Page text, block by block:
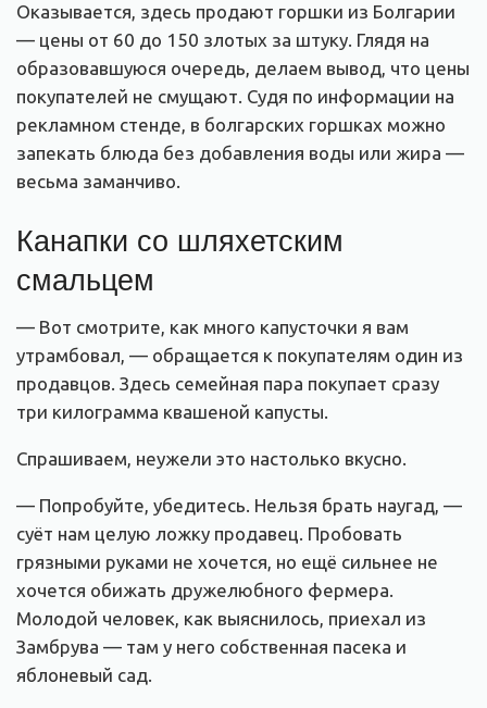
Оказывается, здесь продают горшки из Болгарии
— цены от 60 до 150 злотых за штуку. Глядя на
образовавшуюся очередь, делаем вывод, что цены
покупателей не смущают. Судя по информации на
рекламном стенде, в болгарских горшках можно
запекать блюда без добавления воды или жира —
весьма заманчиво.
Канапки со шляхетским
смальцем
— Вот смотрите, как много капусточки я вам
утрамбовал, — обращается к покупателям один из
продавцов. Здесь семейная пара покупает сразу
три килограмма квашеной капусты.
Спрашиваем, неужели это настолько вкусно.
— Попробуйте, убедитесь. Нельзя брать наугад, —
суёт нам целую ложку продавец. Пробовать
грязными руками не хочется, но ещё сильнее не
хочется обижать дружелюбного фермера.
Молодой человек, как выяснилось, приехал из
Замбрува — там у него собственная пасека и
яблоневый сад.